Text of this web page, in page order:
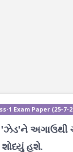
1 Exam Paper (25-7-
'ઝેડ'ને અગાઉથી
હશે.